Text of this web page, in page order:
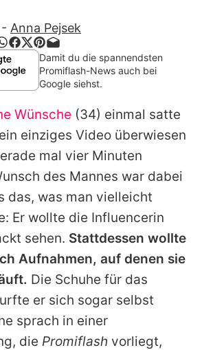
Lifestyle
Familie & Liebe
Exklusiv
auf Promiflash
Jobs
App runterladen
Team
Richtlinien
Impressum
- Anna Pejsek
Damit du die spannendsten
Promiflash-News auch bei
Google siehst.
Wünsche (34) einmal satte
einziges Video überwiesen
mal vier Minuten
des Mannes war dabei
das, was man vielleicht
Er wollte die Influencerin
sehen. Stattdessen wollte
Aufnahmen, auf denen sie
Die Schuhe für das
er sich sogar selbst
sprach in einer
die Promiflash vorliegt,